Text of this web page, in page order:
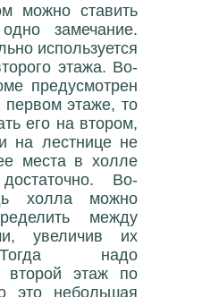
можно ставить
замечание.
используется
этажа. Во-
предусмотрен
первом этаже, то
его на втором,
на лестнице не
места в холле
Во-
холла можно
между
увеличив их
надо
второй этаж по
это небольшая